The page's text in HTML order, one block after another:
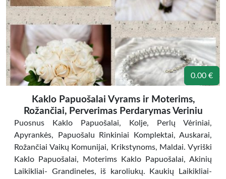
0.00 €
Kaklo Papuošalai Vyrams ir Moterims,
Rožančiai, Perverimas Perdarymas Veriniu
Puosnus Kaklo Papuošalai, Kolje, Perlų Vėriniai,
Apyrankės, Papuošalu Rinkiniai Komplektai, Auskarai,
Rožančiai Vaikų Komunijai, Krikstynoms, Maldai. Vyriški
Kaklo Papuošalai, Moterims Kaklo Papuošalai, Akinių
Laikikliai- Grandineles, iš karoliukų. Kaukių Laikikliai-